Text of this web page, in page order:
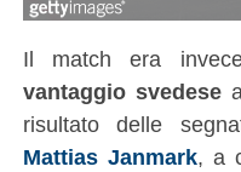
Il match era
vantaggio svedese
risultato delle
Mattias Janmark, a